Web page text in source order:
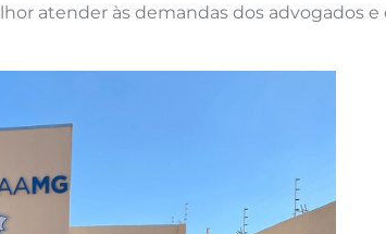
atender às demandas dos advogados e